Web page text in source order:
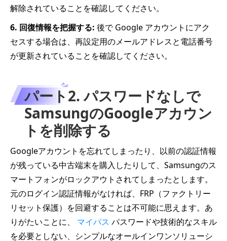
解除されていることを確認してください。
6. 回復情報を把握する: 後で Google アカウントにアク
セスする場合は、再設定用のメールアドレスと電話番号
が更新されていることを確認してください。
パート2. パスワードなしで
SamsungのGoogleアカウン
トを削除する
Googleアカウントを忘れてしまったり、以前の認証情報
が残っている中古端末を購入したりして、Samsungのス
マートフォンがロックアウトされてしまったとします。
元のログイン認証情報がなければ、FRP（ファクトリー
リセット保護）を回避することは不可能に思えます。あ
りがたいことに、 マイパス パスワードや技術的なスキル
を必要としない、シンプルなオールインワンソリューシ